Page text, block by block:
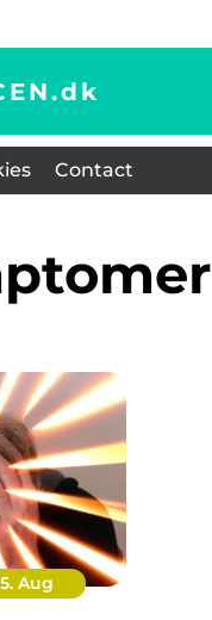
dk
Contact
Aug